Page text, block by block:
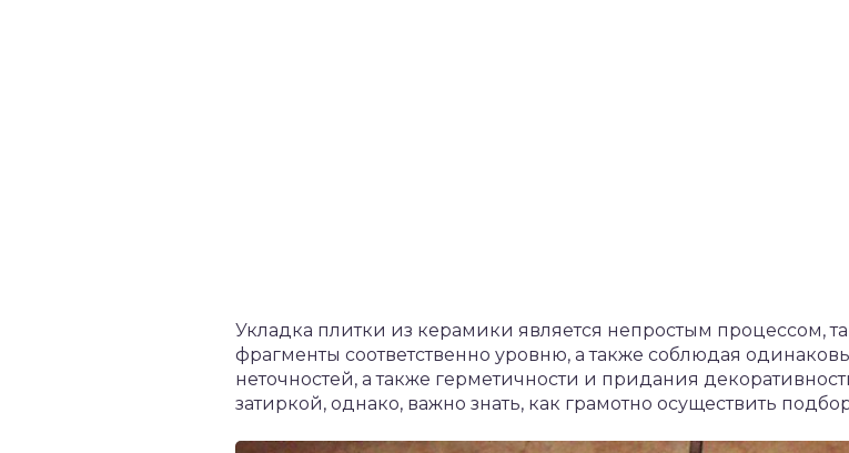
Укладка плитки из керамики является непростым процессом,
фрагменты соответственно уровню, а также соблюдая
неточностей, а также герметичности и придания
затиркой, однако, важно знать, как грамотно осуществить